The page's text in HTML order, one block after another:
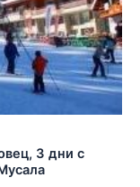
3 дни с